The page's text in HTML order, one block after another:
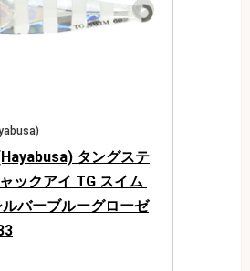
タングステ
ックアイ TG スイム
バーブルーグローゼ